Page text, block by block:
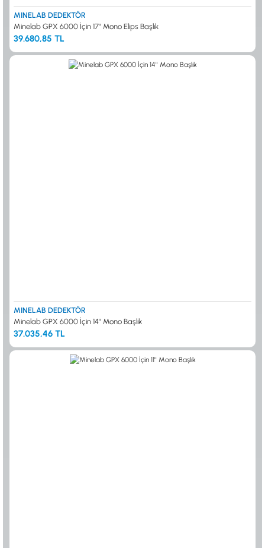
MINELAB DEDEKTÖR
Minelab GPX 6000 İçin 17'' Mono Elips Başlık
39.680,85 TL
MINELAB DEDEKTÖR
Minelab GPX 6000 İçin 14'' Mono Başlık
37.035,46 TL